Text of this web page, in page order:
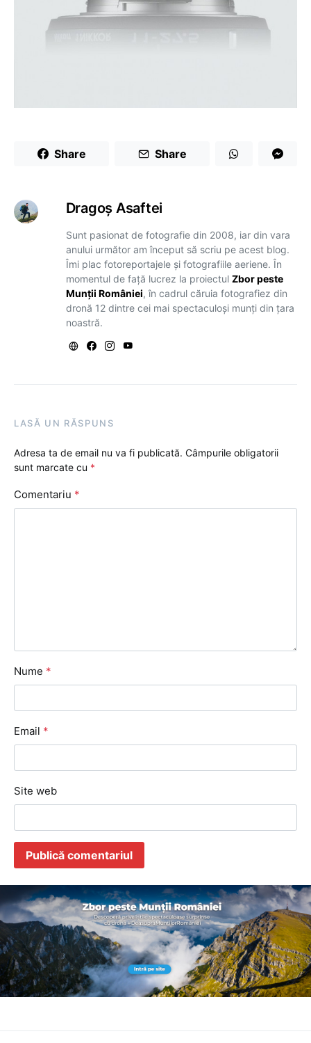
Share Share
Dragoş Asaftei
Sunt pasionat de fotografie din 2008, iar din vara
anului următor am început să scriu pe acest blog.
Îmi plac fotoreportajele și fotografiile aeriene. În
momentul de față lucrez la proiectul Zbor peste
Munții României, în cadrul căruia fotografiez din
dronă 12 dintre cei mai spectaculoși munți din țara
noastră.
LASĂ UN RĂSPUNS
Adresa ta de email nu va fi publicată. Câmpurile obligatorii
sunt marcate cu *
Comentariu *
Nume *
Email *
Site web